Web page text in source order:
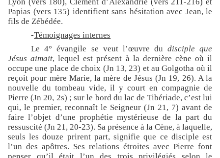
Papias (vers 135) identifient sans hésitation avec Jean, le
fils de Zébédée.
-Témoignages internes
Le 4° évangile se veut l’œuvre du disciple que
Jésus aimait, lequel est présent à la dernière cène où il
occupe une place de choix (Jn 13, 23) et au Golgotha où il
reçoit pour mère Marie, la mère de Jésus (Jn 19, 26). A la
nouvelle du tombeau vide, il y court en compagnie de
Pierre (Jn 20, 2s) ; sur le bord du lac de Tibériade, c’est lui
qui, le premier, reconnaît le Seigneur (Jn 21, 7) avant de
faire l’objet d’une prophétie mystérieuse de la part du
ressuscité (Jn 21, 20-23). Sa présence à la Cène, à laquelle,
seuls les douze prirent part, signifie que ce disciple est
l’un des apôtres. Ses relations étroites avec Pierre font